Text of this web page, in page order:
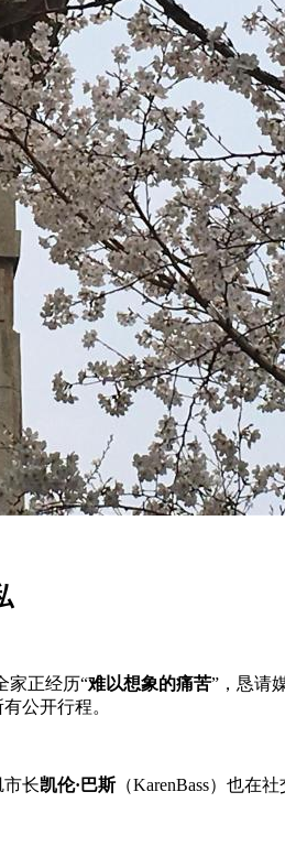
家正经历“难以想象的痛苦”，恳请
公开行程。
长凯伦·巴斯（KarenBass）也在